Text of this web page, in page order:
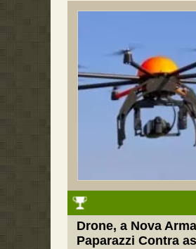
Drone, a Nova Arma
Paparazzi Contra